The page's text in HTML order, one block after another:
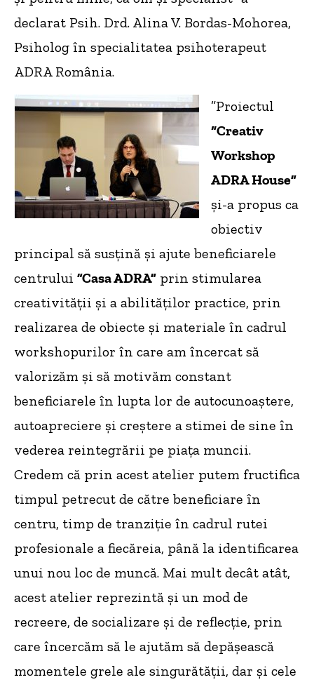
declarat Psih. Drd. Alina V. Bordas-Mohorea,
Psiholog în specialitatea psihoterapeut
ADRA România.
”Proiectul
“Creativ
Workshop
ADRA House”
și-a propus ca
obiectiv
principal să susțină și ajute beneficiarele
centrului ”Casa ADRA” prin stimularea
creativității și a abilităților practice, prin
realizarea de obiecte și materiale în cadrul
workshopurilor în care am încercat să
valorizăm și să motivăm constant
beneficiarele în lupta lor de autocunoaștere,
autoapreciere și creștere a stimei de sine în
vederea reintegrării pe piața muncii.
Credem că prin acest atelier putem fructifica
timpul petrecut de către beneficiare în
centru, timp de tranziție în cadrul rutei
profesionale a fiecăreia, până la identificarea
unui nou loc de muncă. Mai mult decât atât,
acest atelier reprezintă și un mod de
recreere, de socializare și de reflecție, prin
care încercăm să le ajutăm să depășească
momentele grele ale singurătății, dar și cele